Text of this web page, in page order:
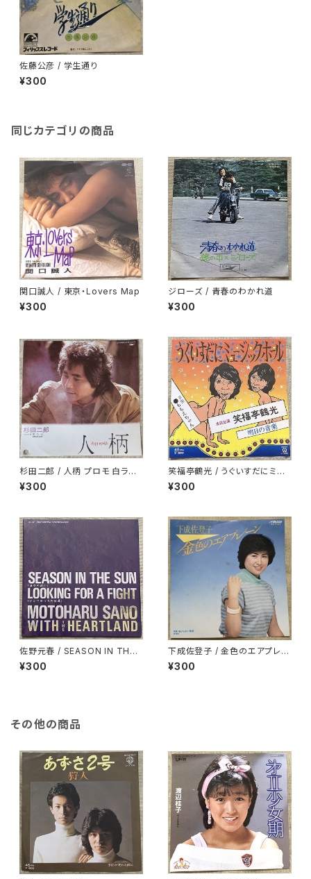
佐藤公彦 / 学生通り
¥300
同じカテゴリの商品
関口誠人 / 東京・Lovers Map
¥300
ジローズ / 青春のわかれ道
¥300
杉田二郎 / 人柄 プロモ 白ラベ
ル
¥300
笑福亭鶴光 / うぐいすだにミュ
ージックホール
¥300
佐野元春 / SEASON IN THE
SUN -夏草の誘い
¥300
下成佐登子 / 金色のエアプレー
ン
¥300
その他の商品